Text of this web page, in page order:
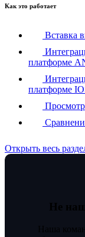
Как это работает
Вставка
платформе
платформе
Просмотр
Открыть весь
Не
Наша